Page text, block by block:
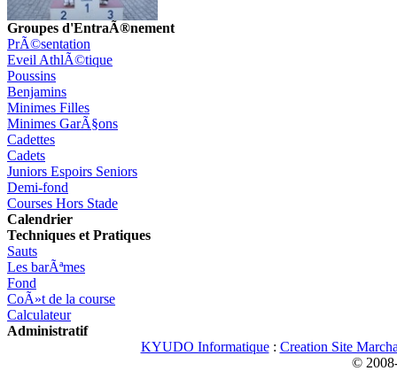
Groupes d'EntraÃ®nement
PrÃ©sentation
Eveil AthlÃ©tique
Poussins
Benjamins
Minimes Filles
Minimes GarÃ§ons
Cadettes
Cadets
Juniors Espoirs Seniors
Demi-fond
Courses Hors Stade
Calendrier
Techniques et Pratiques
Sauts
Les barÃªmes
Fond
CoÃ»t de la course
Calculateur
Administratif
KYUDO Informatique: Creation Site
©